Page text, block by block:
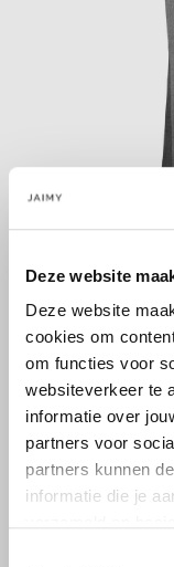
Deze website
Deze website
cookies om
om functies voor
websiteverkeer te
informatie over
partners voor
partners kunnen
informatie die je